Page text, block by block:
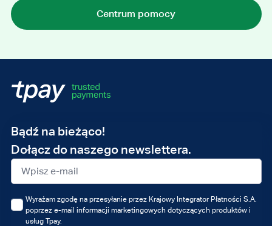
Centrum pomocy
Bądź na bieżąco!
Dołącz do naszego newslettera.
Adres
e-
mail
Wyrażam zgodę na przesyłanie przez Krajowy Integrator Płatności S.A.
poprzez e-mail informacji marketingowych dotyczących produktów i
usług Tpay.